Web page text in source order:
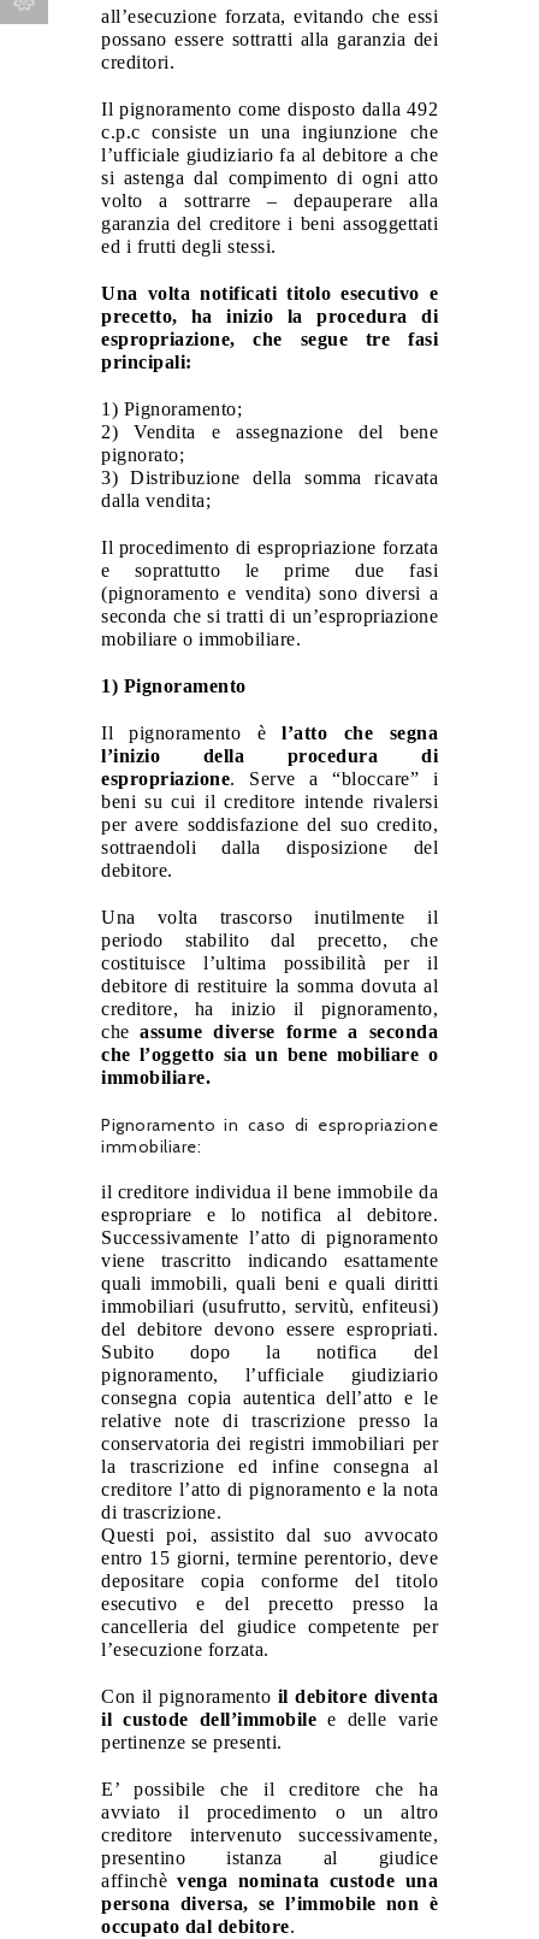
all’esecuzione forzata, evitando che essi
possano essere sottratti alla garanzia dei
creditori.
Il pignoramento come disposto dalla 492
c.p.c consiste un una ingiunzione che
l’ufficiale giudiziario fa al debitore a che
si astenga dal compimento di ogni atto
volto a sottrarre – depauperare alla
garanzia del creditore i beni assoggettati
ed i frutti degli stessi.
Una volta notificati titolo esecutivo e
precetto, ha inizio la procedura di
espropriazione, che segue tre fasi
principali:
1) Pignoramento;
2) Vendita e assegnazione del bene
pignorato;
3) Distribuzione della somma ricavata
dalla vendita;
Il procedimento di espropriazione forzata
e soprattutto le prime due fasi
(pignoramento e vendita) sono diversi a
seconda che si tratti di un’espropriazione
mobiliare o immobiliare.
1) Pignoramento
Il pignoramento èl’atto che segna
l’inizio della procedura di
espropriazione. Serve a “bloccare” i
beni su cui il creditore intende rivalersi
per avere soddisfazione del suo credito,
sottraendoli dalla disposizione del
debitore.
Una volta trascorso inutilmente il
periodo stabilito dal precetto, che
costituisce l’ultima possibilità per il
debitore di restituire la somma dovuta al
creditore, ha inizio il pignoramento,
cheassume diverse forme a seconda
che l’oggetto sia un bene mobiliare o
immobiliare.
Pignoramento in caso di espropriazione
immobiliare:
il creditore individua il bene immobile da
espropriare e lo notifica al debitore.
Successivamente l’atto di pignoramento
viene trascritto indicando esattamente
quali immobili, quali beni e quali diritti
immobiliari (usufrutto, servitù, enfiteusi)
del debitore devono essere espropriati.
Subito dopo la notifica del
pignoramento, l’ufficiale giudiziario
consegna copia autentica dell’atto e le
relative note di trascrizione presso la
conservatoria dei registri immobiliari per
la trascrizione ed infine consegna al
creditore l’atto di pignoramento e la nota
di trascrizione.
Questi poi, assistito dal suo avvocato
entro 15 giorni, termine perentorio, deve
depositare
copia conforme del titolo
esecutivo e del precetto presso la
cancelleria del giudice competente per
l’esecuzione forzata.
Con il pignoramento il debitore diventa
il custode dell’immobile e delle varie
pertinenze se presenti.
E’ possibile che il creditore che ha
avviato il procedimento o un altro
creditore intervenuto successivamente,
presentino istanza al giudice
affinchèvenga nominata custode una
persona diversa, se l’immobile non è
occupato dal debitore.